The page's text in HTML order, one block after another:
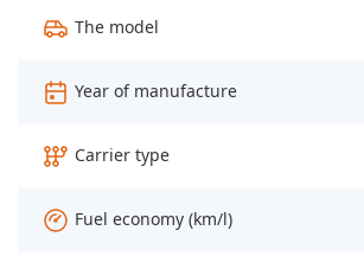
The model
Year of manufacture
Carrier type
Fuel economy (km/l)